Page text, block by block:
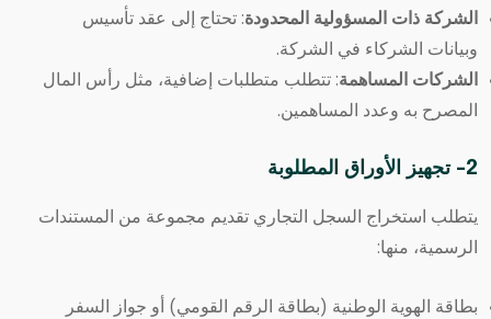
الشركة ذات المسؤولية المحدودة: تحتاج إلى عقد تأسيس
وبيانات الشركاء في الشركة.
الشركات المساهمة: تتطلب متطلبات إضافية، مثل رأس المال
المصرح به وعدد المساهمين.
2- تجهيز الأوراق المطلوبة
يتطلب استخراج السجل التجاري تقديم مجموعة من المستندات
الرسمية، منها:
بطاقة الهوية الوطنية (بطاقة الرقم القومي) أو جواز السفر